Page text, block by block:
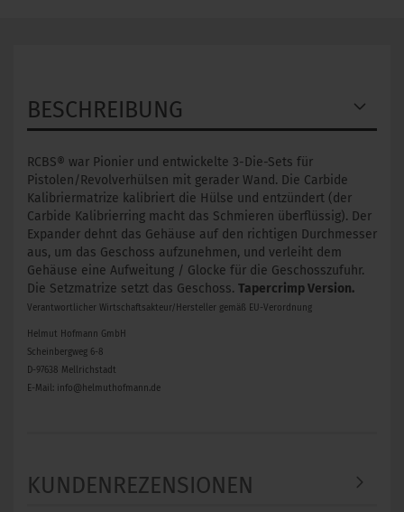
BESCHREIBUNG
RCBS® war Pionier und entwickelte 3-Die-Sets für
Pistolen/Revolverhülsen mit gerader Wand. Die Carbide
Kalibriermatrize kalibriert die Hülse und entzündert (der
Carbide Kalibrierring macht das Schmieren überflüssig). Der
Expander dehnt das Gehäuse auf den richtigen Durchmesser
aus, um das Geschoss aufzunehmen, und verleiht dem
Gehäuse eine Aufweitung / Glocke für die Geschosszufuhr.
Die Setzmatrize setzt das Geschoss. Tapercrimp Version.
Verantwortlicher Wirtschaftsakteur/Hersteller gemäß EU-Verordnung
Helmut Hofmann GmbH
Scheinbergweg 6-8
D-97638 Mellrichstadt
E-Mail: info@helmuthofmann.de
KUNDENREZENSIONEN